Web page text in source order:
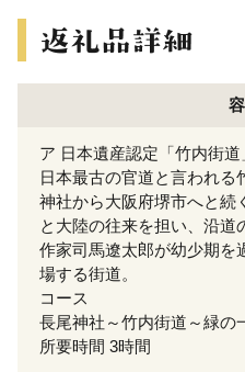
ア 日本遺産認定「竹内街
日本最古の官道と言われる
神社から大阪府堺市へと続
と大陸の往来を担い、沿道
作家司馬遼太郎が幼少期を
場する街道。
コース
長尾神社～竹内街道～緑の
所要時間 3時間